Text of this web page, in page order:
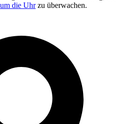
die Uhrzu überwachen.